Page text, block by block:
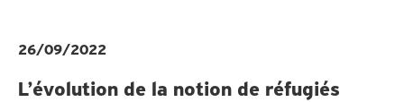
26/09/2022
L’évolution de la notion de réfugiés